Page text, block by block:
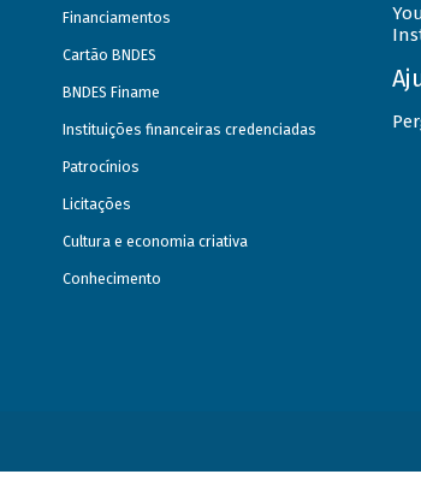
Financiamentos
Cartão BNDES
BNDES Finame
Instituições financeiras credenciadas
Patrocínios
Licitações
Cultura e economia criativa
Conhecimento